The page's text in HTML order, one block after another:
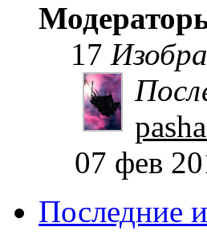
17
07 фев
Последние